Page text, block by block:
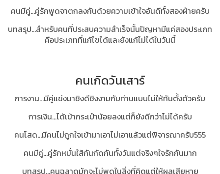
คนมีคู่...คู่รักพูดจาตกลงกันด้วยความเข้าใจอันดีทั้งสองฝ่ายครับ
บทสรุป...สำหรับคนที่ประสบความสำเร็จนั้นปัญหามีแค่สองประเภท
คือประเภทที่แก้ไขได้และยังแก้ไม่ได้ในวันนี้
คนเกิดวันเสาร์
การงาน...มีคู่แข่งมาชิงดีชิงงามกับท่านแบบไม่ให้ทันตั้งตัวครับ
การเงิน...ได้เข้ากระเป๋าน้อยลงแต่ก็ยังดีกว่าไม่ได้ครับ
คนโสด...มีคนไม่ถูกใจเข้ามาเอาไม่เอาแล้วแต่พิจารณาครับ555
คนมีคู่...คู่รักหมั่นใส้กันกัดกันทั้งวันแต่จริงๆใจรักกันมาก
บทสรุป...คนฉลาดมักจะไม่พูดในสิ่งที่คิดแต่ให้ผลเสียหาย